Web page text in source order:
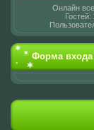
Онлайн
Гостей:
Форма входа